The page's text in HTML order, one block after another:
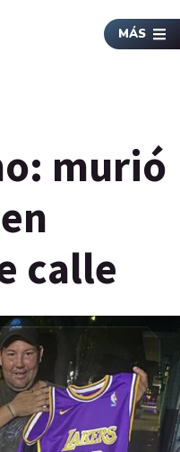
MÁS
murió
calle